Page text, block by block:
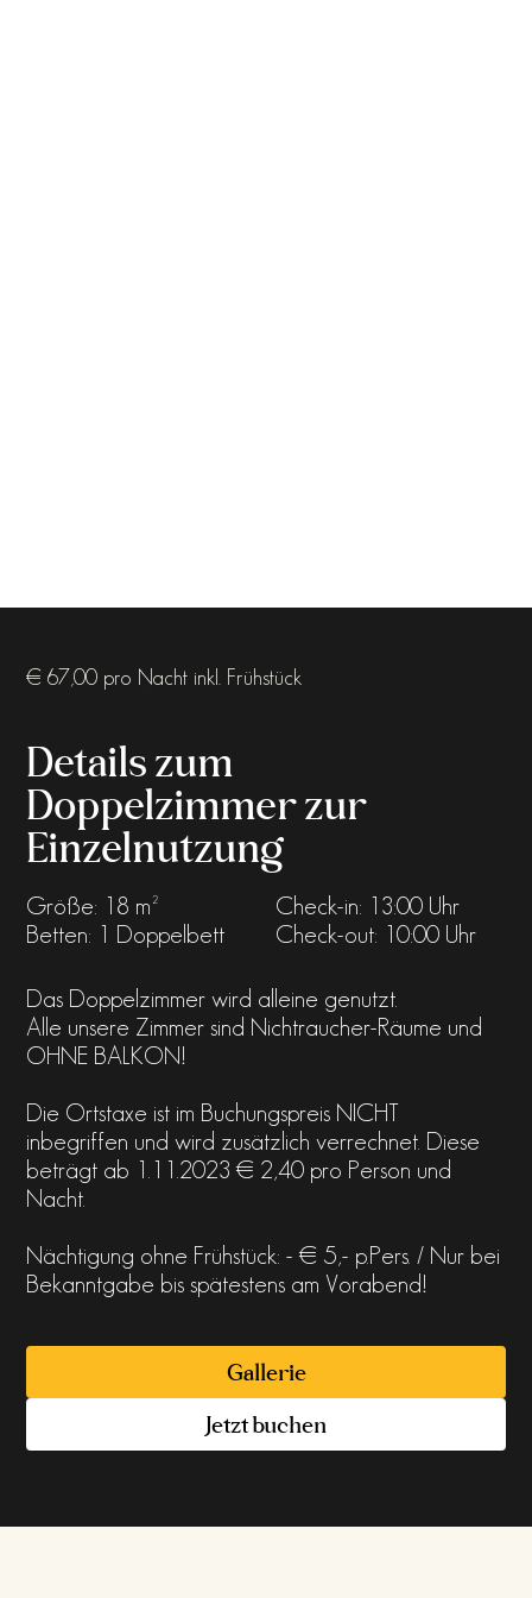
€ 67,00 pro Nacht inkl. Frühstück
Details zum
Doppelzimmer zur
Einzelnutzung
Größe: 18 m²
Betten: 1 Doppelbett
Check-in: 13:00 Uhr
Check-out: 10:00 Uhr
Das Doppelzimmer wird alleine genutzt.
Alle unsere Zimmer sind Nichtraucher-Räume und
OHNE BALKON!
Die Ortstaxe ist im Buchungspreis NICHT
inbegriffen und wird zusätzlich verrechnet. Diese
beträgt ab 1.11.2023 € 2,40 pro Person und
Nacht.
Nächtigung ohne Frühstück: - € 5,- p.Pers. / Nur bei
Bekanntgabe bis spätestens am Vorabend!
Gallerie
Jetzt buchen